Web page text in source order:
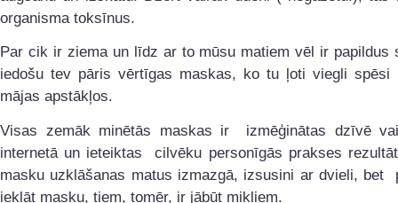
organisma toksīnus.
Par cik ir ziema un līdz ar to mūsu matiem vēl ir papildus
iedošu tev pāris vērtīgas maskas, ko tu ļoti viegli spēsi
mājas apstākļos.
Visas zemāk minētās maskas ir izmēģinātas dzīvē
internetā un ieteiktas cilvēku personīgās prakses
masku uzklāšanas matus izmazgā, izsusini ar dvieli, bet
ieklāt masku, tiem, tomēr, ir jābūt mikliem.